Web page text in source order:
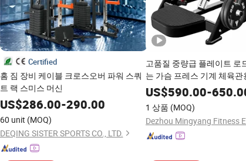
Certified
홈 짐 장비 케이블 크로스오버 파워 스쿼
트 랙 스미스 머신
US$286.00-290.00
60 unit (MOQ)
DEQING SISTER SPORTS CO., LTD.
고품질 중량급 플레이트 로
는 가슴 프레스 기계 체육관
US$590.00-
1 상품 (MOQ)